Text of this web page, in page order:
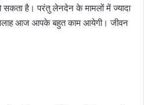
सकता है। परंतु लेनदेन के मामलों में ज्यादा
सलाह आज आपके बहुत काम आयेगी। जीवन